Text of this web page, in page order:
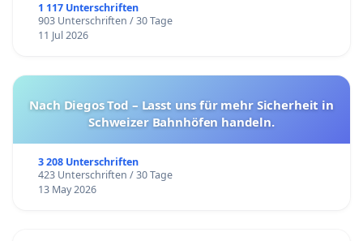
1 117 Unterschriften
903 Unterschriften / 30 Tage
11 Jul 2026
Nach Diegos Tod – Lasst uns für mehr Sicherheit in
Schweizer Bahnhöfen handeln.
3 208 Unterschriften
423 Unterschriften / 30 Tage
13 May 2026